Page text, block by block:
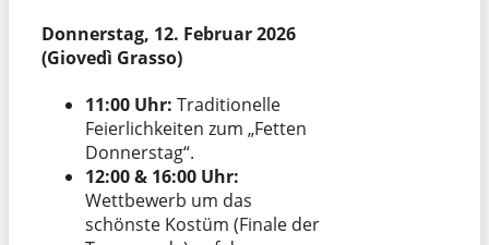
Donnerstag, 12. Februar 2026
(Giovedì Grasso)
11:00 Uhr: Traditionelle
Feierlichkeiten zum „Fetten
Donnerstag“.
12:00 & 16:00 Uhr:
Wettbewerb um das
schönste Kostüm (Finale der